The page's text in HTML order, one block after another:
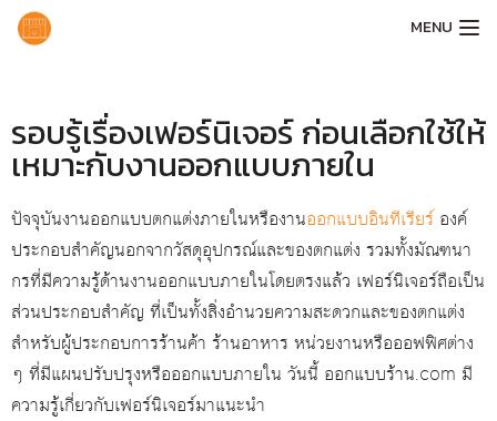
MENU
รอบรู้เรื่องเฟอร์นิเจอร์ ก่อนเลือกใช้ให้
เหมาะกับงานออกแบบภายใน
ปัจจุบันงานออกแบบตกแต่งภายในหรืองานออกแบบอินทีเรียร์องค์
ประกอบสำคัญนอกจากวัสดุอุปกรณ์และของตกแต่ง รวมทั้งมัณฑนา
กรที่มีความรู้ด้านงานออกแบบภายในโดยตรงแล้ว เฟอร์นิเจอร์ถือเป็น
ส่วนประกอบสำคัญ ที่เป็นทั้งสิ่งอำนวยความสะดวกและของตกแต่ง
สำหรับผู้ประกอบการร้านค้า ร้านอาหาร หน่วยงานหรือออฟฟิศต่าง
ๆ ที่มีแผนปรับปรุงหรือออกแบบภายใน วันนี้ ออกแบบร้าน.com มี
ความรู้เกี่ยวกับเฟอร์นิเจอร์มาแนะนำ